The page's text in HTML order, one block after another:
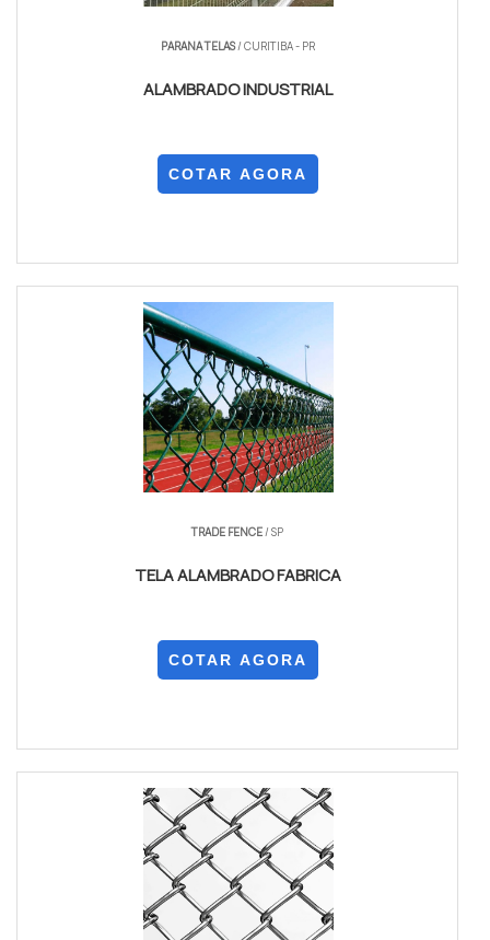
PARANA TELAS/ CURITIBA - PR
ALAMBRADO INDUSTRIAL
COTAR AGORA
TRADE FENCE/ SP
TELA ALAMBRADO FABRICA
COTAR AGORA